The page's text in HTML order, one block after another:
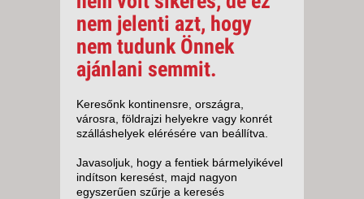
nem jelenti azt, hogy
nem tudunk Önnek
ajánlani semmit.
Keresőnk kontinensre, országra,
városra, földrajzi helyekre vagy konrét
szálláshelyek elérésére van beállítva.
Javasoljuk, hogy a fentiek bármelyikével
indítson keresést, majd nagyon
egyszerűen szűrje a keresés